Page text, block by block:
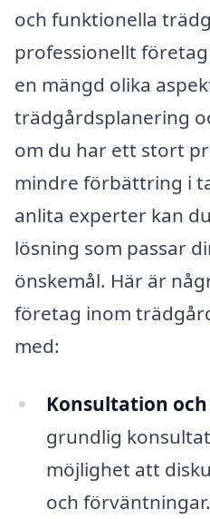
och funktionella
professionellt
en mängd olika
trädgårdsplanering
om du har ett stort
mindre förbättring i
anlita experter kan
lösning som passar
önskemål. Här är
företag inom
med:
Konsultation
grundlig
möjlighet att
och